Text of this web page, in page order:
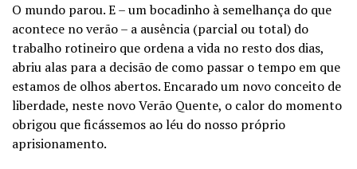
O mundo parou. E – um bocadinho à semelhança do que
acontece no verão – a ausência (parcial ou total) do
trabalho rotineiro que ordena a vida no resto dos dias,
abriu alas para a decisão de como passar o tempo em que
estamos de olhos abertos. Encarado um novo conceito de
liberdade, neste novo Verão Quente, o calor do momento
obrigou que ficássemos ao léu do nosso próprio
aprisionamento.